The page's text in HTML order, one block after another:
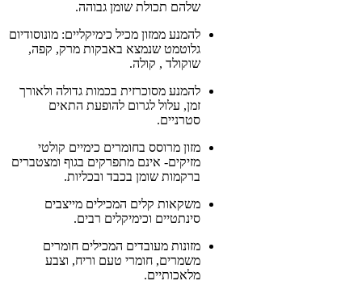
שלהם תכולת שומן גבוהה.
להמנע ממזון מכיל כימיקליים: מונוסודיום
גלוטמט שנמצא באבקות מרק, קפה,
שוקולד , קולה.
להמנע מסוכרזית בכמות גדולה ולאורך
זמן, עלול לגרום להופעת התאים
סטרניים.
מזון מרוסס בחומרים כימיים קולטי
מזיקים- אינם מתפרקים בגוף ומצטברים
ברקמות שומן בכבד ובכליות.
משקאות קלים המכילים מייצבים
סינתטיים וכימיקלים רבים.
מזונות מעובדים המכילים חומרים
משמרים, חומרי טעם וריח, וצבע
מלאכותיים.